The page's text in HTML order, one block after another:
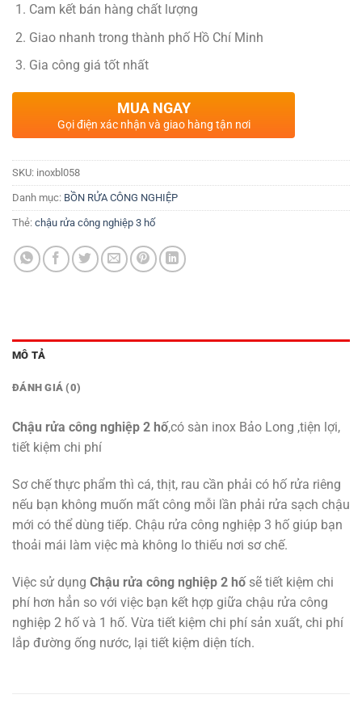
Cam kết bán hàng chất lượng
Giao nhanh trong thành phố Hồ Chí Minh
Gia công giá tốt nhất
MUA NGAY
Gọi điện xác nhận và giao hàng tận nơi
SKU: inoxbl058
Danh mục: BỒN RỬA CÔNG NGHIỆP
Thẻ: chậu rửa công nghiệp 3 hố
MÔ TẢ
ĐÁNH GIÁ (0)
Chậu rửa công nghiệp 2 hố,có sàn inox Bảo Long ,tiện lợi,
tiết kiệm chi phí
Sơ chế thực phẩm thì cá, thịt, rau cần phải có hố rửa riêng
nếu bạn không muốn mất công mỗi lần phải rửa sạch chậu
mới có thể dùng tiếp. Chậu rửa công nghiệp 3 hố giúp bạn
thoải mái làm việc mà không lo thiếu nơi sơ chế.
Việc sử dụng Chậu rửa công nghiệp 2 hốsẽ tiết kiệm chi
phí hơn hẳn so với việc bạn kết hợp giữa chậu rửa công
nghiệp 2 hố và 1 hố. Vừa tiết kiệm chi phí sản xuất, chi phí
lắp đường ống nước, lại tiết kiệm diện tích.